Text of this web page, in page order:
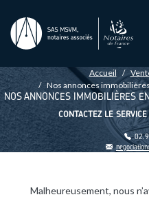
FIL D'ARIANEAccueil
Nos annonces
NOS ANNONCES IMMOBILIÈRES
CONTACTEZ LE
Malheureusement, nous